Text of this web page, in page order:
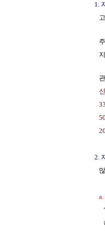
1.
주 예
지옥
관련
33:14;
50;
2.
a.
"모든
하는